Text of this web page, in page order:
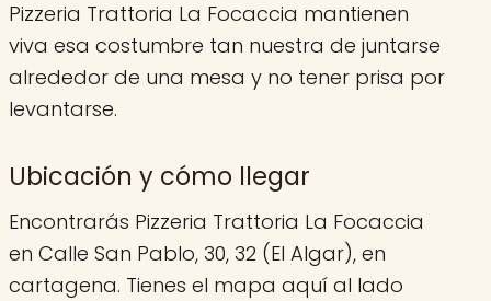
Pizzeria Trattoria La Focaccia mantienen
viva esa costumbre tan nuestra de juntarse
alrededor de una mesa y no tener prisa por
levantarse.
Ubicación y cómo llegar
Encontrarás Pizzeria Trattoria La Focaccia
en Calle San Pablo, 30, 32 (El Algar), en
cartagena. Tienes el mapa aquí al lado